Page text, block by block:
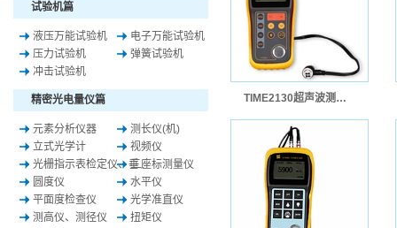
试验机篇
液压万能试验机
电子万能试验机
压力试验机
弹簧试验机
冲击试验机
精密光电量仪篇
元素分析仪器
测长仪(机)
立式光学计
视频仪
光栅指示表检定仪、垂..三座标测量仪
圆度仪
水平仪
平面度检查仪
光学准直仪
测高仪、测径仪
扭矩仪
TIME2130超声波测厚仪-原TT300A